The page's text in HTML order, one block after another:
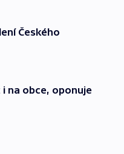
Českého
na obce, oponuje